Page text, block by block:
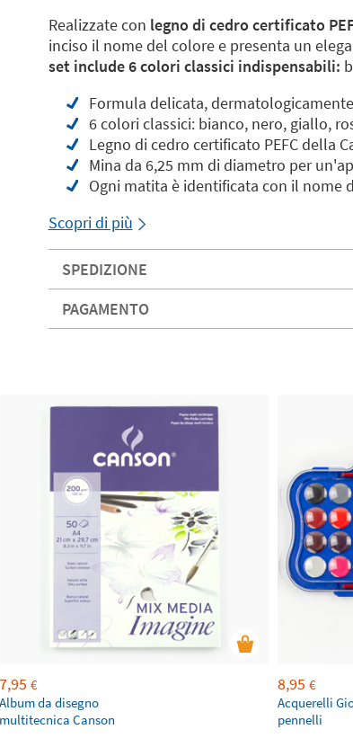
Realizzate con legno di cedro certificato
inciso il nome del colore e presenta un
set include 6 colori classici indispensabili:
Formula delicata,
6 colori classici: bianco, nero, giallo,
Legno di cedro certificato PEFC della
Mina da 6,25 mm di diametro per
Ogni matita è identificata con il nome
Scopri di più
SPEDIZIONE
PAGAMENTO
7,95 €
Album da disegno
multitecnica Canson
8,95 €
Acquerelli
pennelli